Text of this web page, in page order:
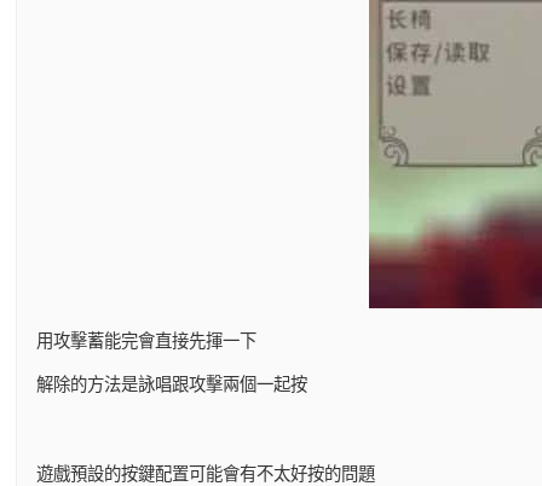
用攻擊蓄能完會直接先揮一下
解除的方法是詠唱跟攻擊兩個一起按
遊戲預設的按鍵配置可能會有不太好按的問題